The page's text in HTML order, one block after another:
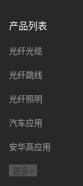
产品列表
光纤光缆
光纤跳线
光纤照明
汽车应用
安华高应用
更多+